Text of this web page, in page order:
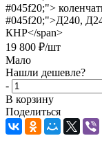
#045f20;">
#045f20;">Д240,
КНР</span>
19 800 ₽/шт
Мало
Нашли дешевле?
-
В корзину
Поделиться